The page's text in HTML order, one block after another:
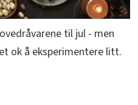
til jul - men
ok å eksperimentere litt.